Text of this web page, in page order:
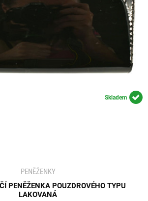
Skladem
PENĚŽENKY
PENĚŽENKA POUZDROVÉHO TYPU
LAKOVANÁ